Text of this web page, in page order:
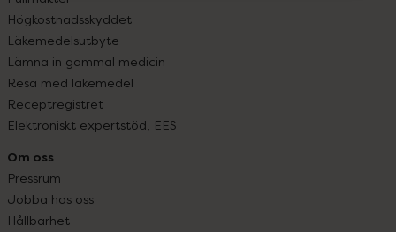
Högkostnadsskyddet
Läkemedelsutbyte
Lämna in gammal medicin
Resa med läkemedel
Receptregistret
Elektroniskt expertstöd, EES
Om oss
Pressrum
Jobba hos oss
Hållbarhet